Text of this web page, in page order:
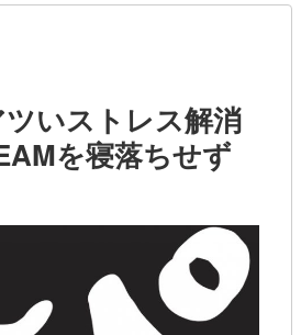
ツいストレス解消
を寝落ちせず